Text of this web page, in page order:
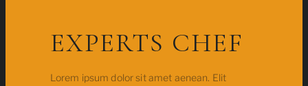
EXPERTS CHEF
Lorem ipsum dolor sit amet aenean. Elit